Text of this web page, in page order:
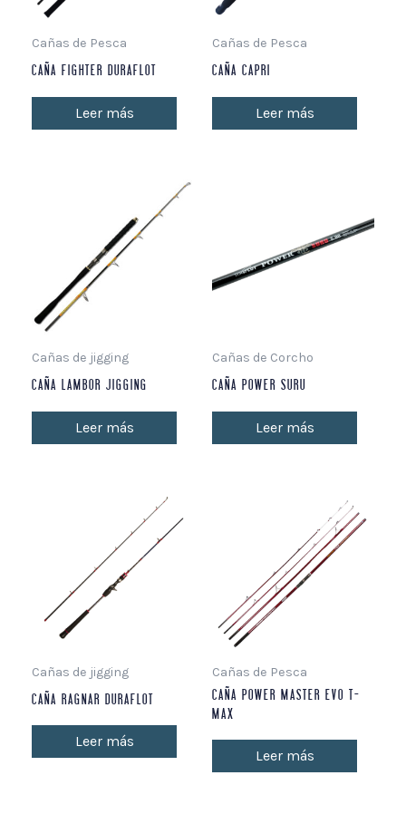
Cañas de Pesca
CAÑA FIGHTER DURAFLOT
Leer más
Cañas de Pesca
CAÑA CAPRI
Leer más
Cañas de jigging
CAÑA LAMBOR JIGGING
Leer más
Cañas de Corcho
CAÑA POWER SURU
Leer más
Cañas de jigging
CAÑA RAGNAR DURAFLOT
Leer más
Cañas de Pesca
CAÑA POWER MASTER EVO T-
MAX
Leer más